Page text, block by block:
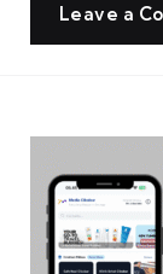
Leave a